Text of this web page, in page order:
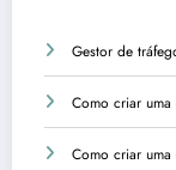
Gestor de
Como criar uma
Como criar